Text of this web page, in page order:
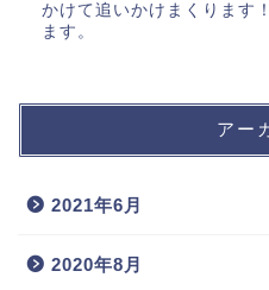
かけて追いかけまくります
ます。
アー
2021年6月
2020年8月